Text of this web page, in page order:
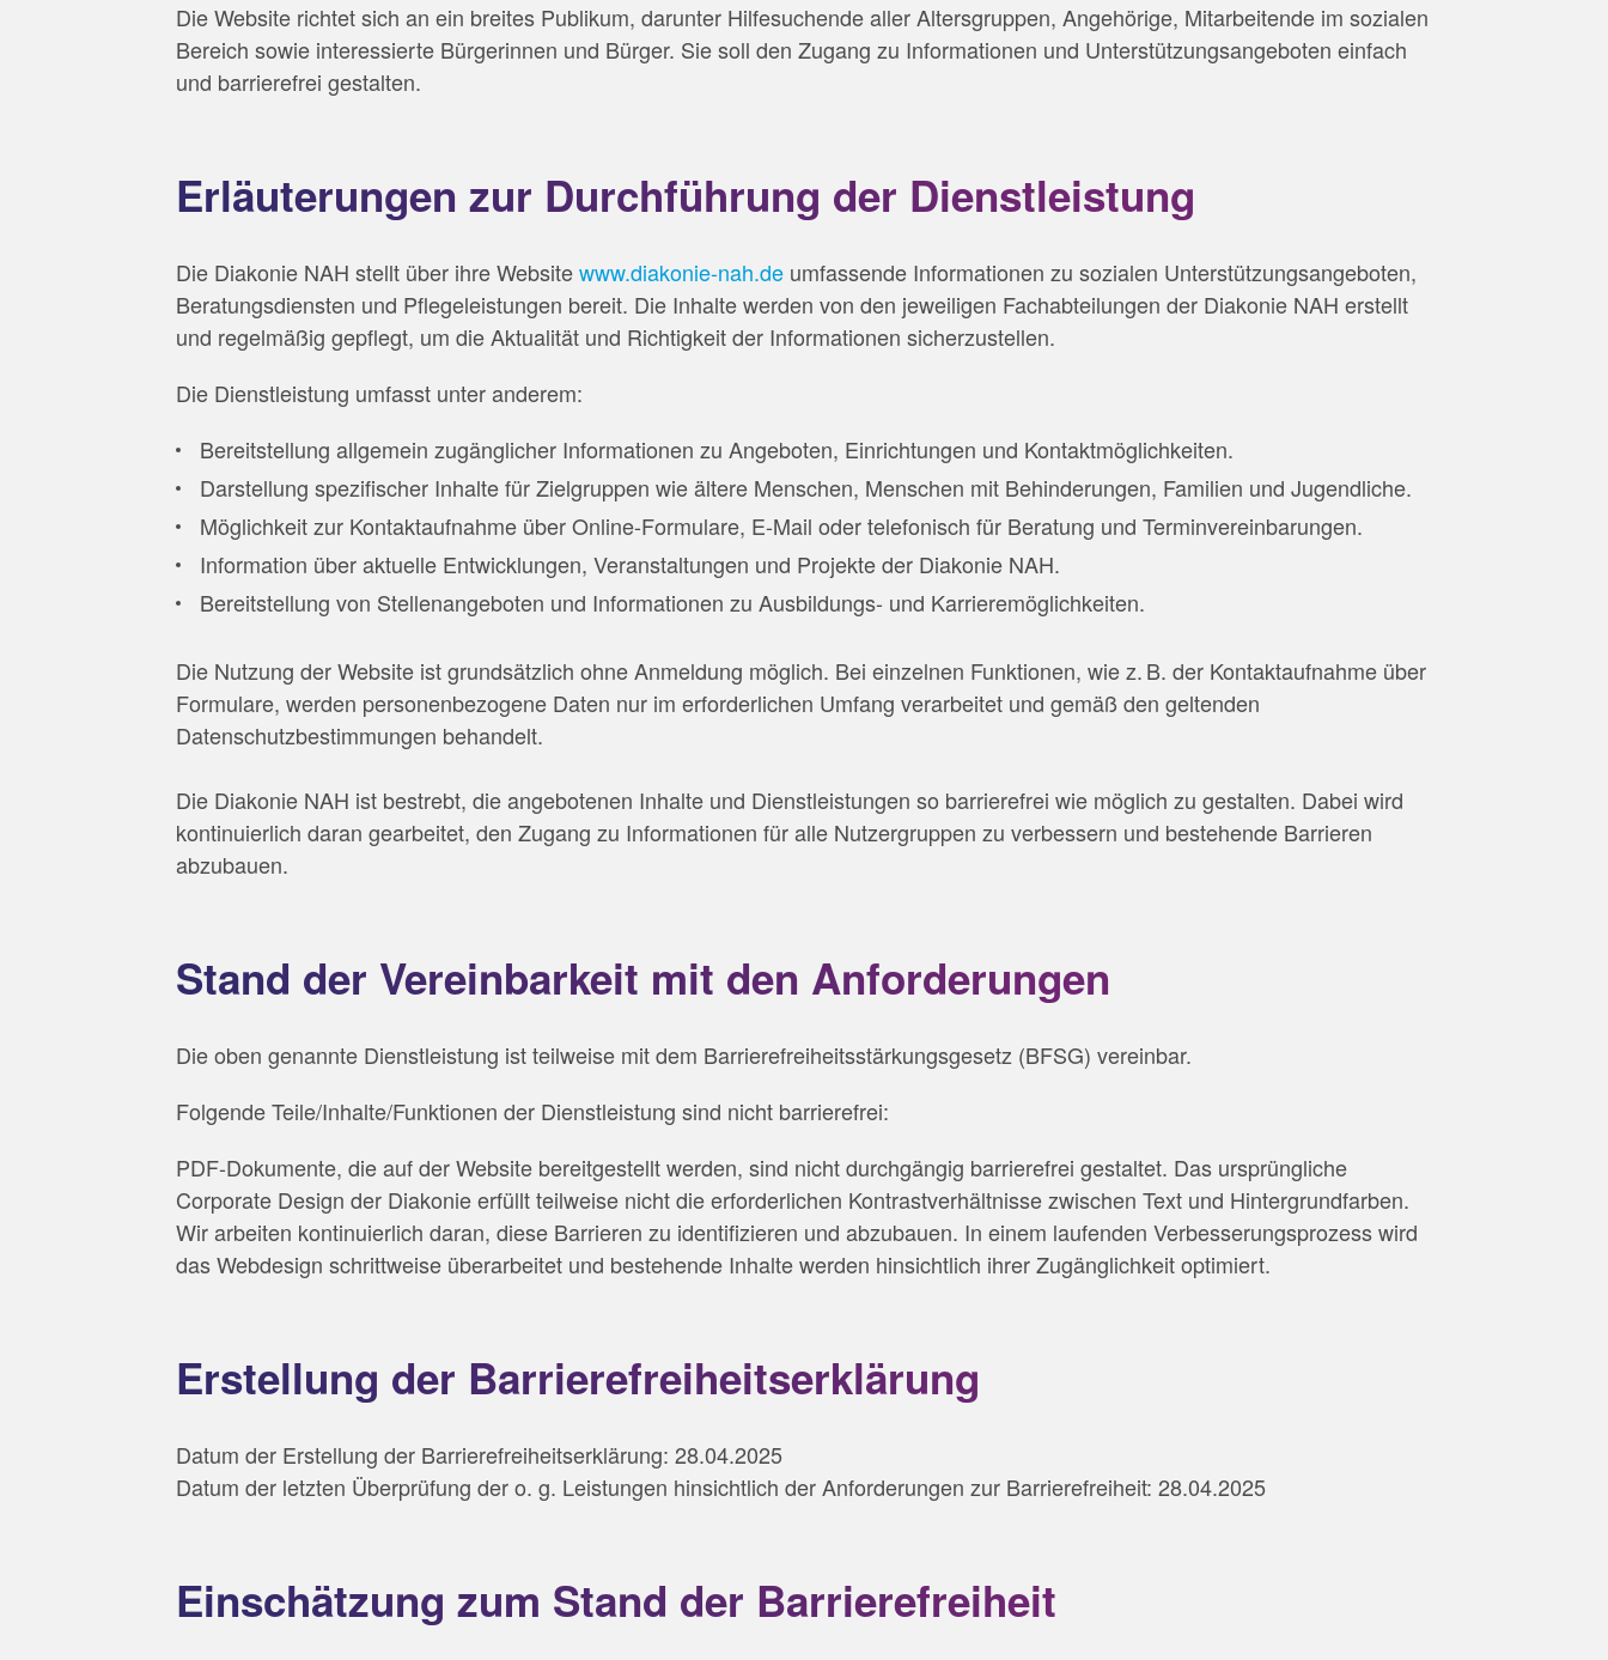
Die Website richtet sich an ein breites Publikum, darunter Hilfesuchende aller Altersgruppen, Angehörige, Mitarbeitende im sozialen
Bereich sowie interessierte Bürgerinnen und Bürger. Sie soll den Zugang zu Informationen und Unterstützungsangeboten einfach
und barrierefrei gestalten.
Erläuterungen zur Durchführung der Dienstleistung
Die Diakonie NAH stellt über ihre Websitewww.diakonie-nah.de umfassende Informationen zu sozialen Unterstützungsangeboten,
Beratungsdiensten und Pflegeleistungen bereit. Die Inhalte werden von den jeweiligen Fachabteilungen der Diakonie NAH erstellt
und regelmäßig gepflegt, um die Aktualität und Richtigkeit der Informationen sicherzustellen.
Die Dienstleistung umfasst unter anderem:
Bereitstellung allgemein zugänglicher Informationen zu Angeboten, Einrichtungen und Kontaktmöglichkeiten.
Darstellung spezifischer Inhalte für Zielgruppen wie ältere Menschen, Menschen mit Behinderungen, Familien und Jugendliche.
Möglichkeit zur Kontaktaufnahme über Online-Formulare, E-Mail oder telefonisch für Beratung und Terminvereinbarungen.
Information über aktuelle Entwicklungen, Veranstaltungen und Projekte der Diakonie NAH.
Bereitstellung von Stellenangeboten und Informationen zu Ausbildungs- und Karrieremöglichkeiten.
Die Nutzung der Website ist grundsätzlich ohne Anmeldung möglich. Bei einzelnen Funktionen, wie z. B. der Kontaktaufnahme über
Formulare, werden personenbezogene Daten nur im erforderlichen Umfang verarbeitet und gemäß den geltenden
Datenschutzbestimmungen behandelt.
Die Diakonie NAH ist bestrebt, die angebotenen Inhalte und Dienstleistungen so barrierefrei wie möglich zu gestalten. Dabei wird
kontinuierlich daran gearbeitet, den Zugang zu Informationen für alle Nutzergruppen zu verbessern und bestehende Barrieren
abzubauen.
Stand der Vereinbarkeit mit den Anforderungen
Die oben genannte Dienstleistung ist teilweise mit dem Barrierefreiheitsstärkungsgesetz (BFSG) vereinbar.
Folgende Teile/Inhalte/Funktionen der Dienstleistung sind nicht barrierefrei:
PDF-Dokumente, die auf der Website bereitgestellt werden, sind nicht durchgängig barrierefrei gestaltet. Das ursprüngliche
Corporate Design der Diakonie erfüllt teilweise nicht die erforderlichen Kontrastverhältnisse zwischen Text und Hintergrundfarben.
Wir arbeiten kontinuierlich daran, diese Barrieren zu identifizieren und abzubauen. In einem laufenden Verbesserungsprozess wird
das Webdesign schrittweise überarbeitet und bestehende Inhalte werden hinsichtlich ihrer Zugänglichkeit optimiert.
Erstellung der Barrierefreiheitserklärung
Datum der Erstellung der Barrierefreiheitserklärung: 28.04.2025
Datum der letzten Überprüfung der o. g. Leistungen hinsichtlich der Anforderungen zur Barrierefreiheit: 28.04.2025
Einschätzung zum Stand der Barrierefreiheit